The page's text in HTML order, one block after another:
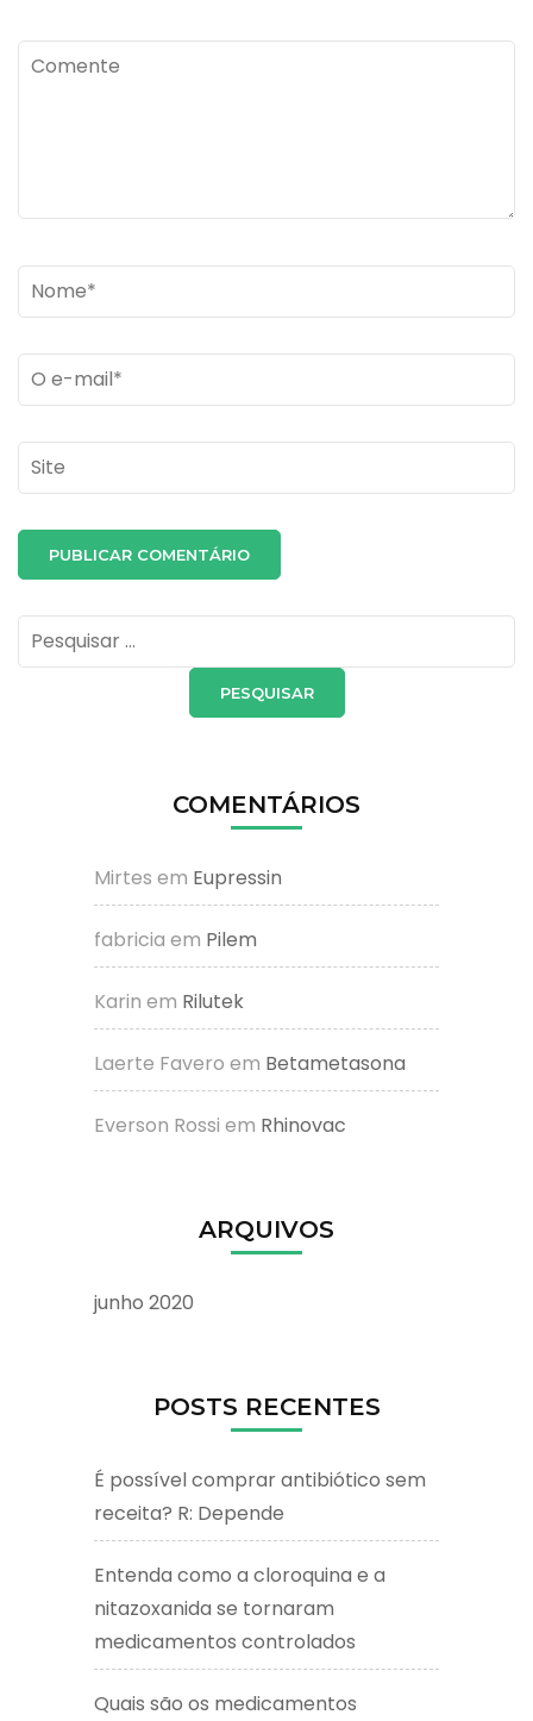
Comente
Name*
Email *
Site
Pesquisar
por:
COMENTÁRIOS
Mirtes em Eupressin
fabricia em Pilem
Karin em Rilutek
Laerte Favero em Betametasona
Everson Rossi em Rhinovac
ARQUIVOS
junho 2020
POSTS RECENTES
É possível comprar antibiótico sem
receita? R: Depende
Entenda como a cloroquina e a
nitazoxanida se tornaram
medicamentos controlados
Quais são os medicamentos